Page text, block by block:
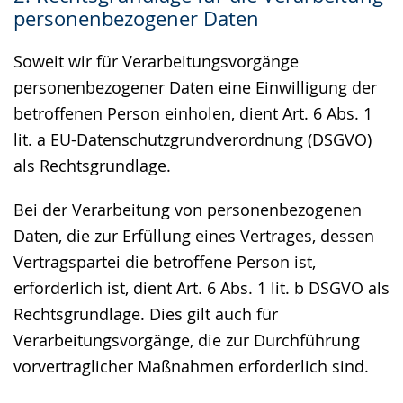
personenbezogener Daten
Soweit wir für Verarbeitungsvorgänge
personenbezogener Daten eine Einwilligung der
betroffenen Person einholen, dient Art. 6 Abs. 1
lit. a EU-Datenschutzgrundverordnung (DSGVO)
als Rechtsgrundlage.
Bei der Verarbeitung von personenbezogenen
Daten, die zur Erfüllung eines Vertrages, dessen
Vertragspartei die betroffene Person ist,
erforderlich ist, dient Art. 6 Abs. 1 lit. b DSGVO als
Rechtsgrundlage. Dies gilt auch für
Verarbeitungsvorgänge, die zur Durchführung
vorvertraglicher Maßnahmen erforderlich sind.